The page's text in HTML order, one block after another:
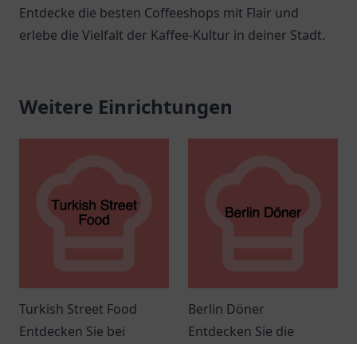
Entdecke die besten Coffeeshops mit Flair und
erlebe die Vielfalt der Kaffee-Kultur in deiner Stadt.
Weitere Einrichtungen
Turkish Street Food
Entdecken Sie bei
Berlin Döner
Entdecken Sie die